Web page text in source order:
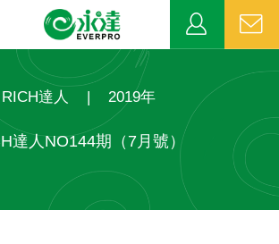
RICH達人 | 2019年
達人NO144期（7月號）